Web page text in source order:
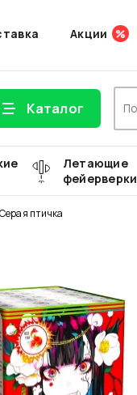
Акции
Каталог
Летающие
фейерверки
птичка